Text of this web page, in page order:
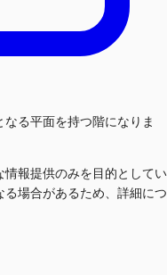
る平面を持つ階になりま
報提供のみを目的としてい
る場合があるため、詳細につ